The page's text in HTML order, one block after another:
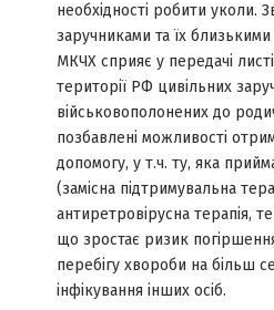
необхідності робити уколи.
заручниками та їх близькими
МКЧХ сприяє у передачі
території РФ цивільних
військовополонених до
позбавлені можливості
допомогу, у т.ч. ту, яка
(замісна підтримувальна
антиретровірусна терапія,
що зростає ризик
перебігу хвороби на більш
інфікування інших осіб.